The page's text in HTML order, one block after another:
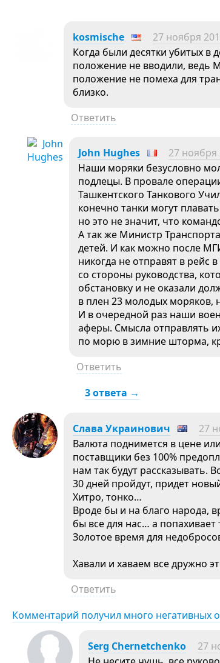
kosmische 27 ноября
Когда были десятки убитых в
положение не вводили, ведь
положение не помеха для
близко.
Ответить
John Hughes 27 ноября
Наши моряки безусловно
подлецы. В провале
Ташкентского Танкового
конечно танки могут
но это не значит, что
А так же Министр
детей. И как можно после
никогда не отправят в рейс
со стороны руководства,
обстановку и не оказали
в плен 23 молодых моряков,
И в очередной раз наши
аферы. Смысла отправлять
по морю в зимние шторма,
Ответить
3 ответа →
Слава Украинович 27
Валюта поднимется в цене
поставщики без 100%
нам так будут рассказывать.
30 дней пройдут, придет
Хитро, тонко…
Вроде бы и на благо народа,
бы все для нас… а
Золотое время для
Хавали и хаваем все дружно
Ответить
Комментарий получил много негативных
Serg Chernetchenko 27